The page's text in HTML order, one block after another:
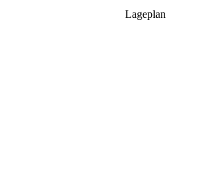
Lageplan